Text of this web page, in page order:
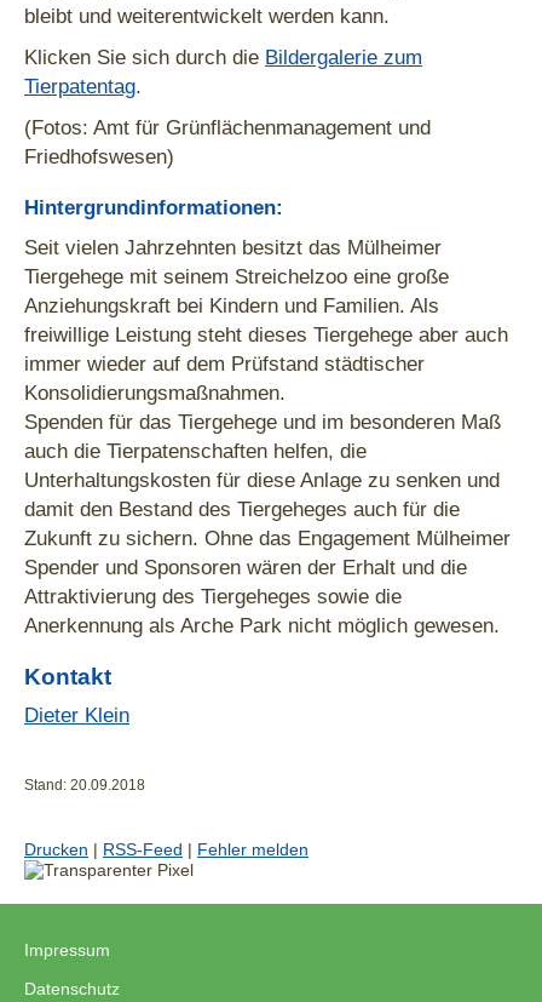
bleibt und weiterentwickelt werden kann.
Klicken Sie sich durch die Bildergalerie zum
Tierpatentag.
(Fotos: Amt für Grünflächenmanagement und
Friedhofswesen)
Hintergrundinformationen:
Seit vielen Jahrzehnten besitzt das Mülheimer
Tiergehege mit seinem Streichelzoo eine große
Anziehungskraft bei Kindern und Familien. Als
freiwillige Leistung steht dieses Tiergehege aber auch
immer wieder auf dem Prüfstand städtischer
Konsolidierungsmaßnahmen.
Spenden für das Tiergehege und im besonderen Maß
auch die Tierpatenschaften helfen, die
Unterhaltungskosten für diese Anlage zu senken und
damit den Bestand des Tiergeheges auch für die
Zukunft zu sichern. Ohne das Engagement Mülheimer
Spender und Sponsoren wären der Erhalt und die
Attraktivierung des Tiergeheges sowie die
Anerkennung als Arche Park nicht möglich gewesen.
Kontakt
Dieter Klein
Stand: 20.09.2018
Drucken | RSS-Feed | Fehler melden
Impressum
Datenschutz